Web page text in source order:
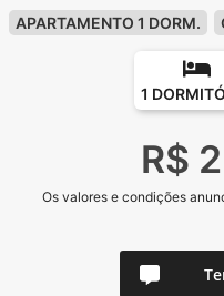
APARTAMENTO 1 DORM.
1
R$
Os valores e condições